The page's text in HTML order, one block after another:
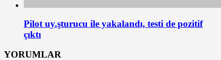
Pilot uy.şturucu ile yakalandı, testi de pozitif
çıktı
YORUMLAR